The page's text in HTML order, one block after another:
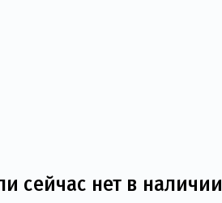
сейчас нет в наличии